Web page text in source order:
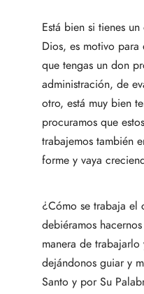
Está bien si tienes
Dios, es motivo para
que tengas un don
administración, de
otro, está muy bien
procuramos que
trabajemos también
forme y vaya
¿Cómo se trabaja el
debiéramos
manera de
dejándonos guiar y
Santo y por Su